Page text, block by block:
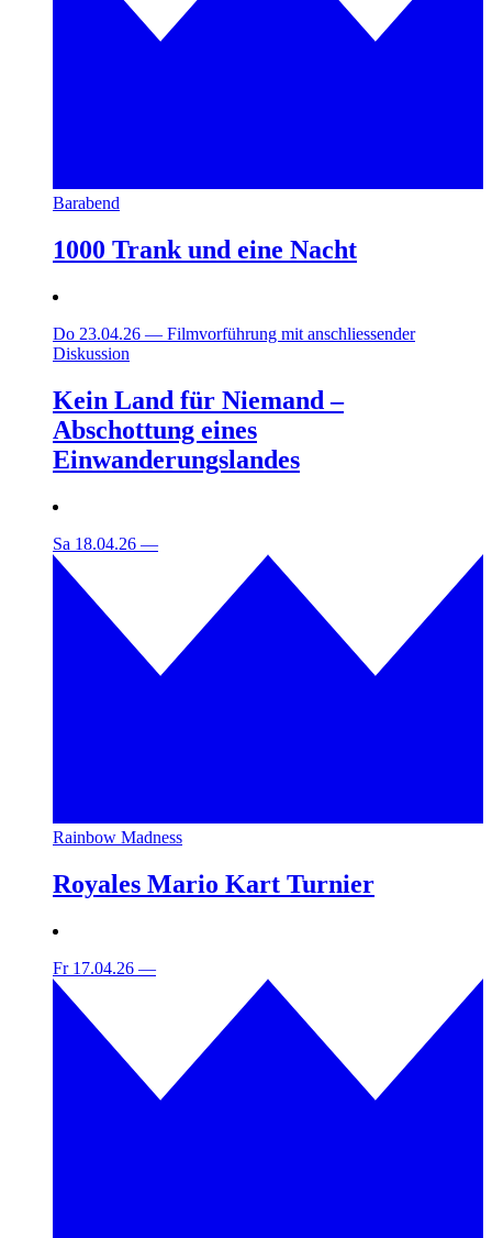
Barabend
1000 Trank und eine Nacht
Do 23.04.26 — Filmvorführung mit anschliessender
Diskussion
Kein Land für Niemand –
Abschottung eines
Einwanderungslandes
Sa 18.04.26 —
Rainbow Madness
Royales Mario Kart Turnier
Fr 17.04.26 —